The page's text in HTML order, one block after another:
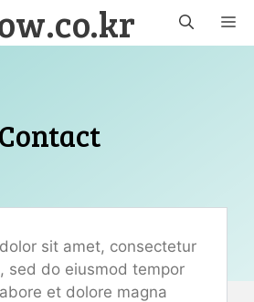
Contact
sit amet, consectetur
sed do eiusmod tempor
et dolore magna